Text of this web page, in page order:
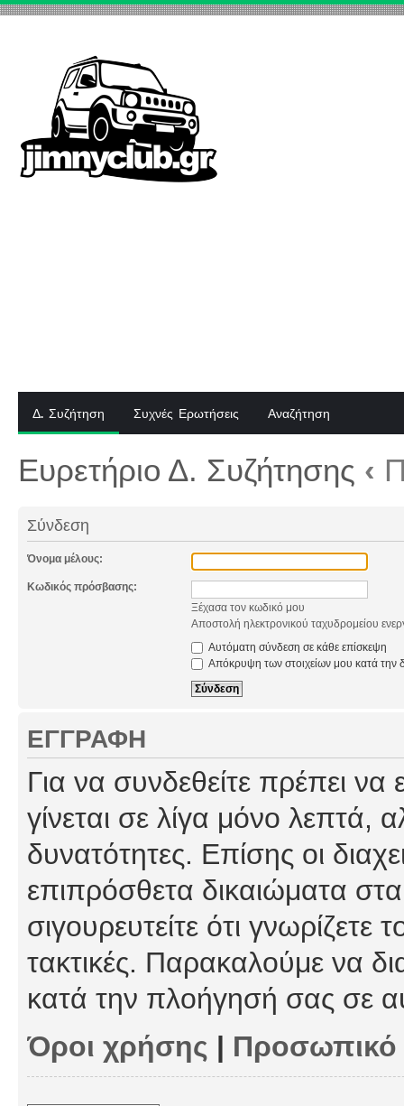
Δ. Συζήτηση Συχνές Ερωτήσεις Αναζήτηση
Ευρετήριο Δ. Συζήτησης ‹
Σύνδεση
Όνομα μέλους:
Κωδικός πρόσβασης:
Ξέχασα τον κωδικό μου
Αποστολή ηλεκτρονικού ταχυδρομείου
Αυτόματη σύνδεση σε κάθε επίσκεψη
Απόκρυψη των στοιχείων μου κατά την
ΕΓΓΡΑΦΉ
Για να συνδεθείτε πρέπει
γίνεται σε λίγα μόνο λεπτά,
δυνατότητες. Επίσης οι
επιπρόσθετα δικαιώματα
σιγουρευτείτε ότι γνωρίζετε
τακτικές. Παρακαλούμε να
κατά την πλοήγησή σας σε
Όροι χρήσης |